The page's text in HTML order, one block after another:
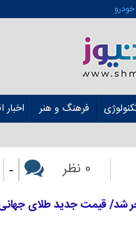
فرهنگ و هنر
0 نظر -
جدید طلای جهانی امروز ۱۰